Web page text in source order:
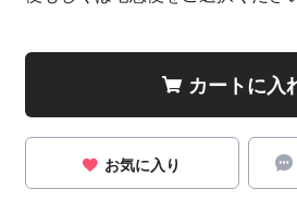
カートに入
お気に入り